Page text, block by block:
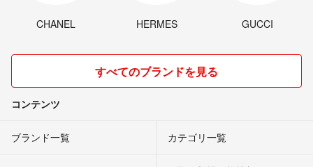
CHANEL HERMES GUCCI
すべてのブランドを見る
コンテンツ
ブランド一覧 カテゴリ一覧